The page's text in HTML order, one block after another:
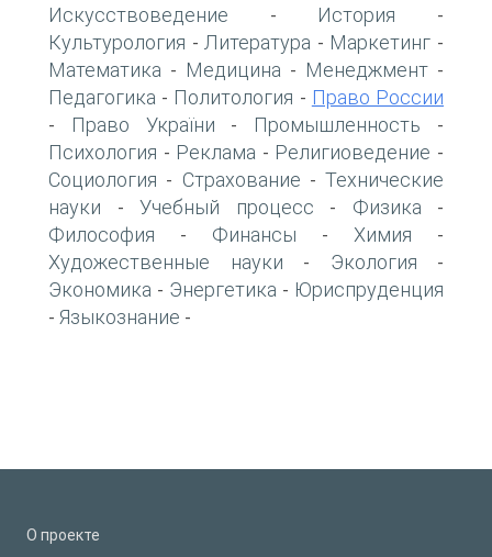
Искусствоведение - История -
Культурология - Литература - Маркетинг -
Математика - Медицина - Менеджмент -
Педагогика - Политология - Право России
- Право України - Промышленность -
Психология - Реклама - Религиоведение -
Социология - Страхование - Технические
науки - Учебный процесс - Физика -
Философия - Финансы - Химия -
Художественные науки - Экология -
Экономика - Энергетика - Юриспруденция
- Языкознание -
О проекте